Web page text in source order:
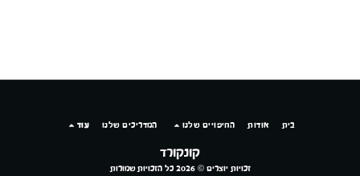
קונקורד
זכויות יוצרים © 2026 כל הזכויות שמורות
בית אודות החיפויים שלנו המדריכים שלנו עוד